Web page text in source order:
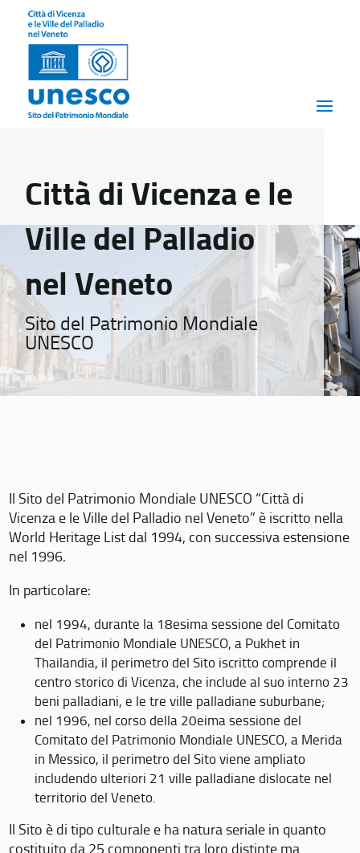
Città di Vicenza e le
Ville del Palladio
nel Veneto
Sito del Patrimonio Mondiale
UNESCO
Il Sito del Patrimonio Mondiale UNESCO “Città di
Vicenza e le Ville del Palladio nel Veneto” è iscritto nella
World Heritage List dal 1994, con successiva estensione
nel 1996.
In particolare:
nel 1994, durante la 18esima sessione del Comitato
del Patrimonio Mondiale UNESCO, a Pukhet in
Thailandia, il perimetro del Sito iscritto comprende il
centro storico di Vicenza, che include al suo interno 23
beni palladiani, e le tre ville palladiane suburbane;
nel 1996, nel corso della 20eima sessione del
Comitato del Patrimonio Mondiale UNESCO, a Merida
in Messico, il perimetro del Sito viene ampliato
includendo ulteriori 21 ville palladiane dislocate nel
territorio del Veneto.
Il Sito è di tipo culturale e ha natura seriale in quanto
costituito da 25 componenti tra loro distinte ma